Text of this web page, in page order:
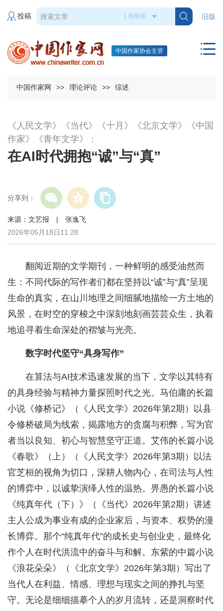
旧版
投稿
中国作家协会主管
中国作家网 >> 理论评论 >> 综述
《人民文学》《当代》《十月》《北京文学》《中国
作家》《青年文学》：
在AI时代拥抱“诚”与“真”
分享到：
来源：文艺报 | 张逸飞
2026年05月18日11:28
翻阅近期的文学期刊，一种鲜明的感受油然而
生：不同代际的写作者们都在坚持以“诚”与“真”呈现
生命的真实，在山川地理之间细腻地描绘一方土地的
风景，在时空的穿梭之中深刻地刻画芸芸众生，执着
地追寻着生命深处的褶皱与光亮。
数字时代坚守“具身写作”
在算法与AI技术迅速发展的当下，文学以其特有
的具身经验与精神力量探照时代之光。马伯庸的长篇
小说《修桥记》（《人民文学》2026年第2期）以县
令修桥破局为线索，揭露地方的贪腐与积弊，写为官
者当以良知、初心与智慧坚守正道。艾伟的长篇小说
《春歌》（上）（《人民文学》2026年第3期）以法
官芝桓的视角为切口，深耕人物内心，在司法与人性
的博弈中，以诚挚演绎人性的温热。畀愚的长篇小说
《纯真年代（下）》（《当代》2026年第2期）讲述
主人公成为事业有成的企业家后，与资本、权势的漫
长博弈。那个“纯真年代”的成长史与创业史，最终化
作个人在时代洪流中的奋斗与和解。东紫的中篇小说
《浪花朵朵》（《北京文学》2026年第3期）写出了
当代人在利益、情感、理想与现实之间的挣扎与坚
守。无论是细细描摹个人的岁月流转，还是洞察时代